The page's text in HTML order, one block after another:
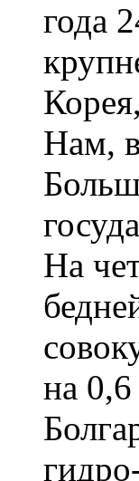
года
Нам,
На
на